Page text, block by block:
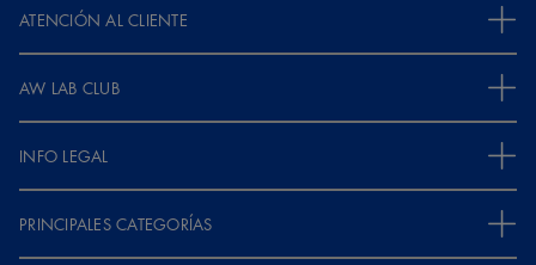
ATENCIÓN AL CLIENTE
AW LAB CLUB
INFO LEGAL
PRINCIPALES CATEGORÍAS